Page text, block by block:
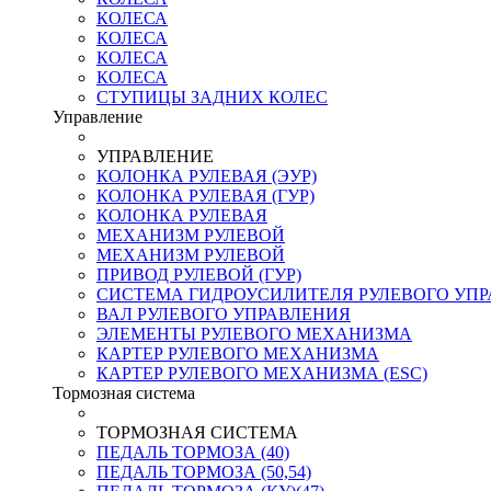
КОЛЕСА
КОЛЕСА
КОЛЕСА
КОЛЕСА
СТУПИЦЫ ЗАДНИХ КОЛЕС
Управление
УПРАВЛЕНИЕ
КОЛОНКА РУЛЕВАЯ (ЭУР)
КОЛОНКА РУЛЕВАЯ (ГУР)
КОЛОНКА РУЛЕВАЯ
МЕХАНИЗМ РУЛЕВОЙ
МЕХАНИЗМ РУЛЕВОЙ
ПРИВОД РУЛЕВОЙ (ГУР)
СИСТЕМА ГИДРОУСИЛИТЕЛЯ РУЛЕВОГО
ВАЛ РУЛЕВОГО УПРАВЛЕНИЯ
ЭЛЕМЕНТЫ РУЛЕВОГО МЕХАНИЗМА
КАРТЕР РУЛЕВОГО МЕХАНИЗМА
КАРТЕР РУЛЕВОГО МЕХАНИЗМА (ESC)
Тормозная система
ТОРМОЗНАЯ СИСТЕМА
ПЕДАЛЬ ТОРМОЗА (40)
ПЕДАЛЬ ТОРМОЗА (50,54)